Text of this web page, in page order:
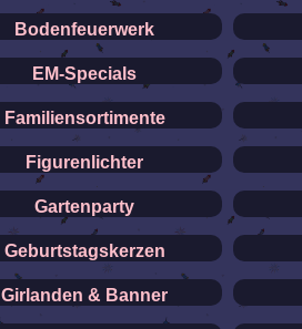
Bodenfeuerwerk
EM-Specials
Familiensortimente
Figurenlichter
Gartenparty
Geburtstagskerzen
Girlanden & Banner